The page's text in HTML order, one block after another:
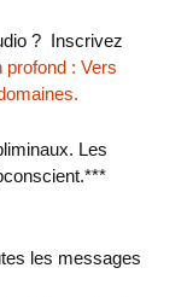
? Inscrivez
: Vers
Les
les messages